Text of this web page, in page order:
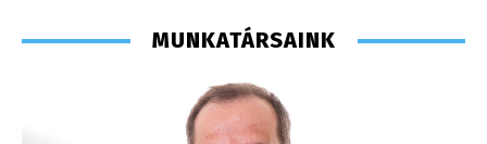
MUNKATÁRSAINK